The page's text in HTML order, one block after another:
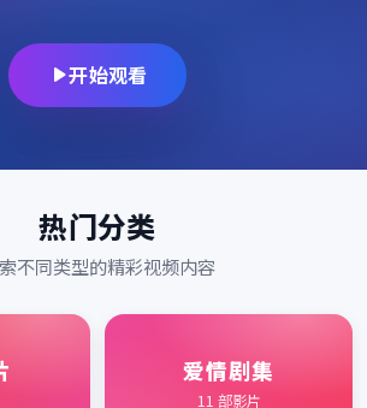
开始观看
热门分类
不同类型的精彩视频内容
爱情剧集
11 部影片